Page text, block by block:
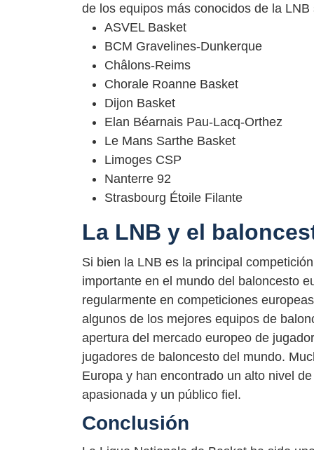
de los equipos más conocidos de la LNB
ASVEL Basket
BCM Gravelines-Dunkerque
Châlons-Reims
Chorale Roanne Basket
Dijon Basket
Elan Béarnais Pau-Lacq-Orthez
Le Mans Sarthe Basket
Limoges CSP
Nanterre 92
Strasbourg Étoile Filante
La LNB y el
Si bien la LNB es la principal
importante en el mundo del baloncesto
regularmente en competiciones
algunos de los mejores equipos de
apertura del mercado europeo de
jugadores de baloncesto del mundo.
Europa y han encontrado un alto nivel
apasionada y un público fiel.
Conclusión